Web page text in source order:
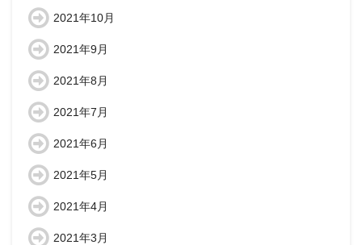
2021年10月
2021年9月
2021年8月
2021年7月
2021年6月
2021年5月
2021年4月
2021年3月